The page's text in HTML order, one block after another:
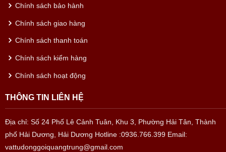
Chính sách bảo hành
Chính sách giao hàng
Chính sách thanh toán
Chính sách kiểm hàng
Chính sách hoạt động
THÔNG TIN LIÊN HỆ
Địa chỉ: Số 24 Phố Lê Cảnh Tuân, Khu 3, Phường Hải Tân, Thành
phố Hải Dương, Hải Dương Hotline :0936.766.399 Email:
vattudonggoiquangtrung@gmail.com